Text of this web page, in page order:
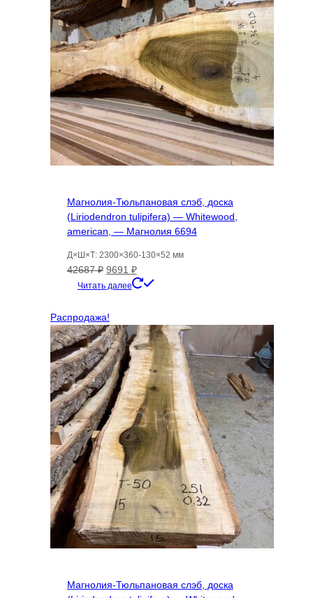
Магнолия-Тюльпановая слэб, доска
(Liriodendron tulipifera) — Whitewood,
american, — Магнолия 6694
Д×Ш×Т: 2300×360-130×52 мм
42687₽ Первоначальная
цена
42687 ₽.
9691 ₽Текущая
цена:
Читать далее
Распродажа!
Магнолия-Тюльпановая слэб, доска